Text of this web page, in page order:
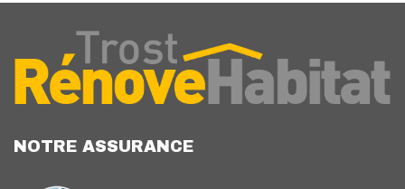
NOTRE ASSURANCE